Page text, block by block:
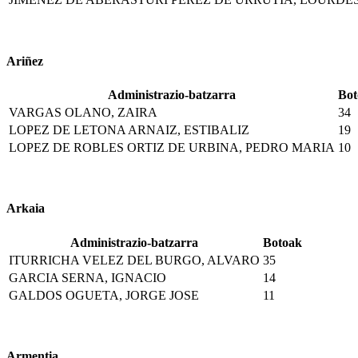
Ariñez
Administrazio-batzarra
VARGAS OLANO, ZAIRA
34
LOPEZ DE LETONA ARNAIZ, ESTIBALIZ
19
LOPEZ DE ROBLES ORTIZ DE URBINA, PEDRO MARIA 10
Arkaia
Administrazio-batzarra
Botoak
ITURRICHA VELEZ DEL BURGO, ALVARO 35
GARCIA SERNA, IGNACIO
14
GALDOS OGUETA, JORGE JOSE
11